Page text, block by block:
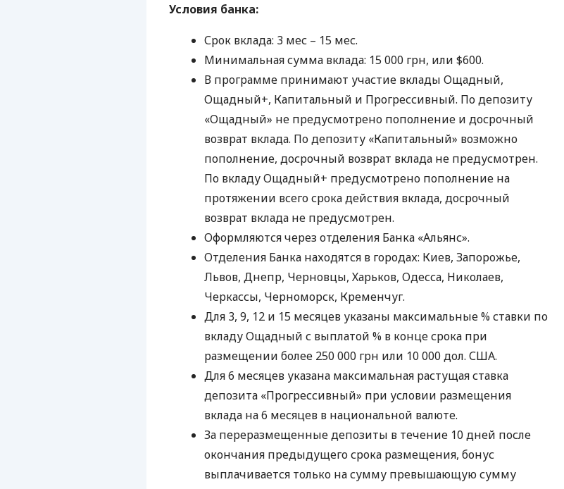
Условия банка:
Срок вклада: 3 мес – 15 мес.
Минимальная сумма вклада: 15 000 грн, или $600.
В программе принимают участие вклады Ощадный,
Ощадный+, Капитальный и Прогрессивный. По депозиту
«Ощадный» не предусмотрено пополнение и досрочный
возврат вклада. По депозиту «Капитальный» возможно
пополнение, досрочный возврат вклада не предусмотрен.
По вкладу Ощадный+ предусмотрено пополнение на
протяжении всего срока действия вклада, досрочный
возврат вклада не предусмотрен.
Оформляются через отделения Банка «Альянс».
Отделения Банка находятся в городах: Киев, Запорожье,
Львов, Днепр, Черновцы, Харьков, Одесса, Николаев,
Черкассы, Черноморск, Кременчуг.
Для 3, 9, 12 и 15 месяцев указаны максимальные % ставки по
вкладу Ощадный с выплатой % в конце срока при
размещении более 250 000 грн или 10 000 дол. США.
Для 6 месяцев указана максимальная растущая ставка
депозита «Прогрессивный» при условии размещения
вклада на 6 месяцев в национальной валюте.
За переразмещенные депозиты в течение 10 дней после
окончания предыдущего срока размещения, бонус
выплачивается только на сумму превышающую сумму